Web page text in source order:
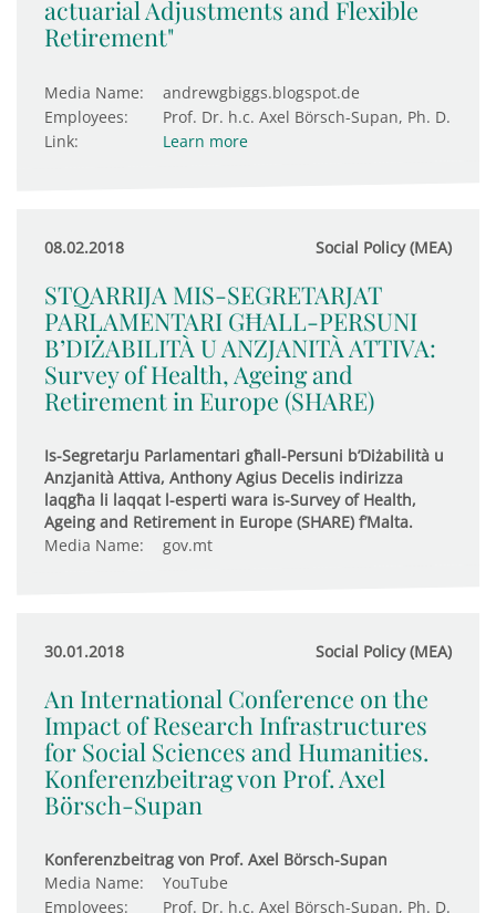
actuarial Adjustments and Flexible
Retirement"
Media Name:
andrewgbiggs.blogspot.de
Employees:
Prof. Dr. h.c. Axel Börsch-Supan, Ph. D.
Link:
Learn more
08.02.2018 Social Policy (MEA)
STQARRIJA MIS-SEGRETARJAT
PARLAMENTARI GĦALL-PERSUNI
B’DIŻABILITÀ U ANZJANITÀ ATTIVA:
Survey of Health, Ageing and
Retirement in Europe (SHARE)
Is-Segretarju Parlamentari għall-Persuni b’Diżabilità u
Anzjanità Attiva, Anthony Agius Decelis indirizza
laqgħa li laqqat l-esperti wara is-Survey of Health,
Ageing and Retirement in Europe (SHARE) f’Malta.
Media Name:
gov.mt
30.01.2018 Social Policy (MEA)
An International Conference on the
Impact of Research Infrastructures
for Social Sciences and Humanities.
Konferenzbeitrag von Prof. Axel
Börsch-Supan
Konferenzbeitrag von Prof. Axel Börsch-Supan
Media Name:
YouTube
Employees:
Prof. Dr. h.c. Axel Börsch-Supan, Ph. D.